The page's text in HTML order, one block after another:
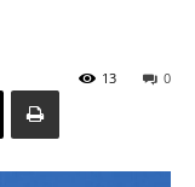
0
13